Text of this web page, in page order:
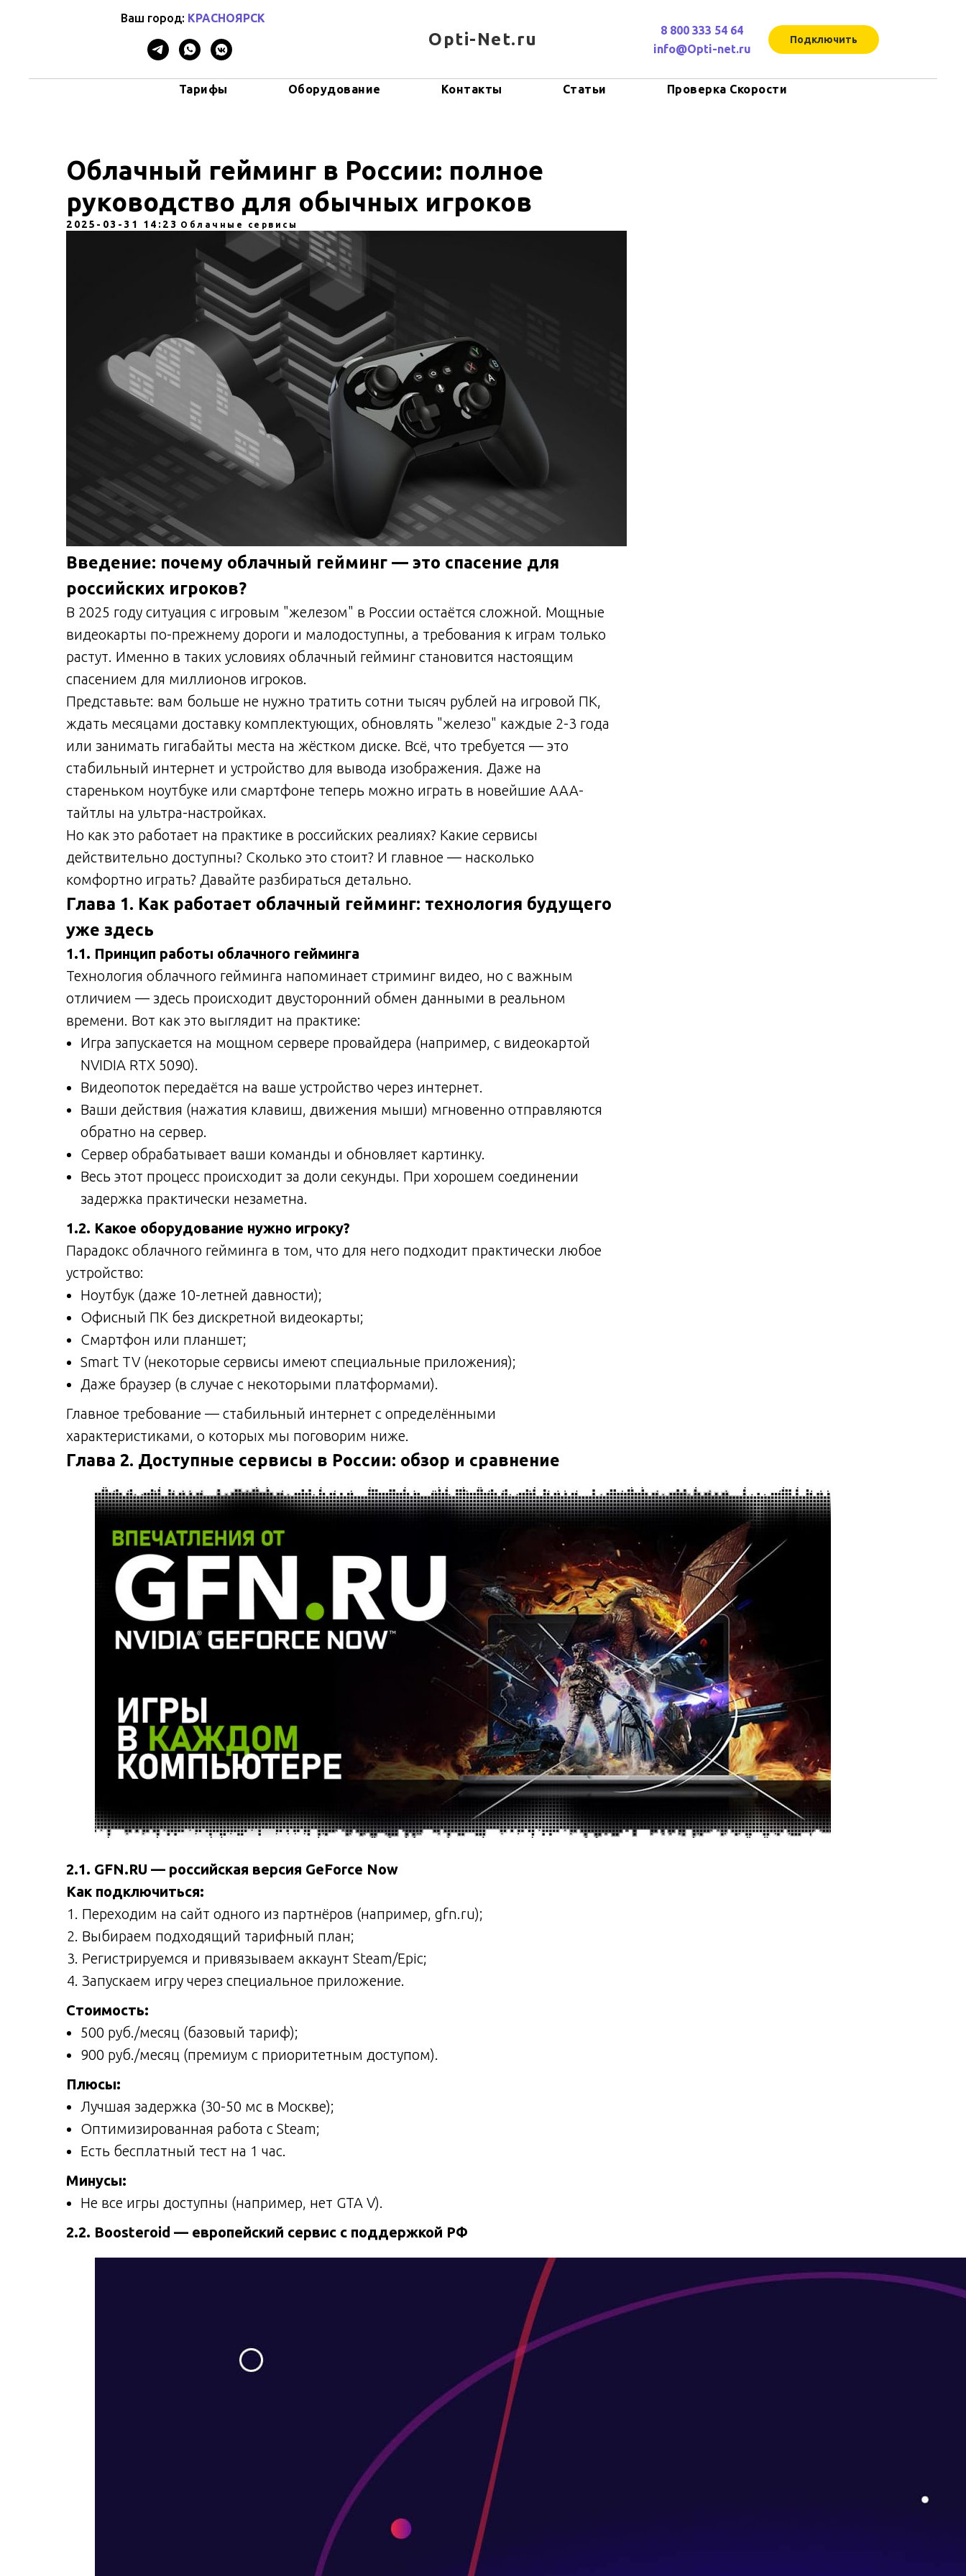
Opti-Net.ru
Ваш город: КРАСНОЯРСК
8 800 333 54 64
info@Opti-net.ru
Подключить
Тарифы Оборудование Контакты Статьи Проверка Скорости
Облачный гейминг в России: полное
руководство для обычных игроков
2025-03-31 14:23 Облачные сервисы
Введение: почему облачный гейминг — это спасение для
российских игроков?
В 2025 году ситуация с игровым "железом" в России остаётся сложной. Мощные
видеокарты по-прежнему дороги и малодоступны, а требования к играм только
растут. Именно в таких условиях облачный гейминг становится настоящим
спасением для миллионов игроков.
Представьте: вам больше не нужно тратить сотни тысяч рублей на игровой ПК,
ждать месяцами доставку комплектующих, обновлять "железо" каждые 2-3 года
или занимать гигабайты места на жёстком диске. Всё, что требуется — это
стабильный интернет и устройство для вывода изображения. Даже на
стареньком ноутбуке или смартфоне теперь можно играть в новейшие AAA-
тайтлы на ультра-настройках.
Но как это работает на практике в российских реалиях? Какие сервисы
действительно доступны? Сколько это стоит? И главное — насколько
комфортно играть? Давайте разбираться детально.
Глава 1. Как работает облачный гейминг: технология будущего
уже здесь
1.1. Принцип работы облачного гейминга
Технология облачного гейминга напоминает стриминг видео, но с важным
отличием — здесь происходит двусторонний обмен данными в реальном
времени. Вот как это выглядит на практике:
Игра запускается на мощном сервере провайдера (например, с видеокартой
NVIDIA RTX 5090).
Видеопоток передаётся на ваше устройство через интернет.
Ваши действия (нажатия клавиш, движения мыши) мгновенно отправляются
обратно на сервер.
Сервер обрабатывает ваши команды и обновляет картинку.
Весь этот процесс происходит за доли секунды. При хорошем соединении
задержка практически незаметна.
1.2. Какое оборудование нужно игроку?
Парадокс облачного гейминга в том, что для него подходит практически любое
устройство:
Ноутбук (даже 10-летней давности);
Офисный ПК без дискретной видеокарты;
Смартфон или планшет;
Smart TV (некоторые сервисы имеют специальные приложения);
Даже браузер (в случае с некоторыми платформами).
Главное требование — стабильный интернет с определёнными
характеристиками, о которых мы поговорим ниже.
Глава 2. Доступные сервисы в России: обзор и сравнение
2.1. GFN.RU — российская версия GeForce Now
Как подключиться:
Переходим на сайт одного из партнёров (например, gfn.ru);
Выбираем подходящий тарифный план;
Регистрируемся и привязываем аккаунт Steam/Epic;
Запускаем игру через специальное приложение.
Стоимость:
500 руб./месяц (базовый тариф);
900 руб./месяц (премиум с приоритетным доступом).
Плюсы:
Лучшая задержка (30-50 мс в Москве);
Оптимизированная работа с Steam;
Есть бесплатный тест на 1 час.
Минусы:
Не все игры доступны (например, нет GTA V).
2.2. Boosteroid — европейский сервис с поддержкой РФ